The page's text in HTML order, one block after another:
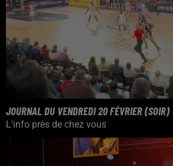
JOURNAL DU VENDREDI 20 FÉVRIER (SOIR)
L'info près de chez vous